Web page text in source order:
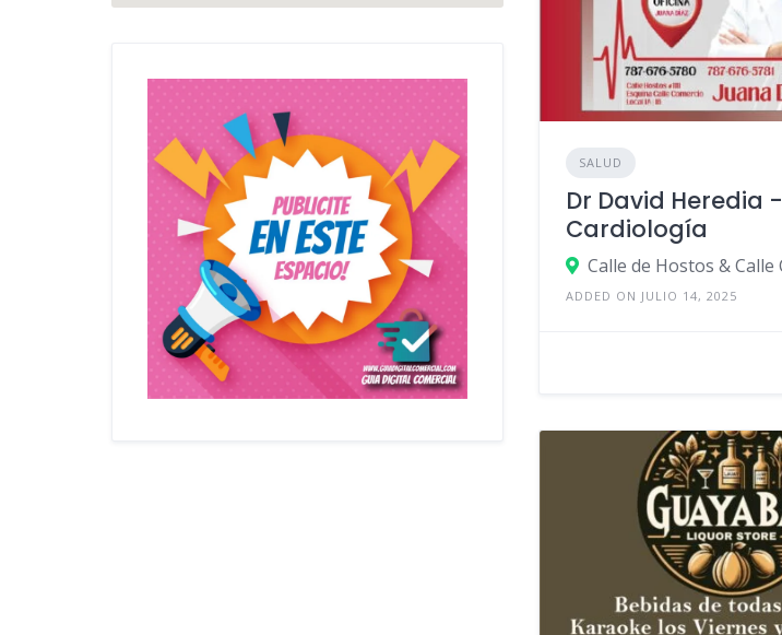
SALUD
Dr David Heredia -
Cardiología
ADDED ON JULIO 14, 2025